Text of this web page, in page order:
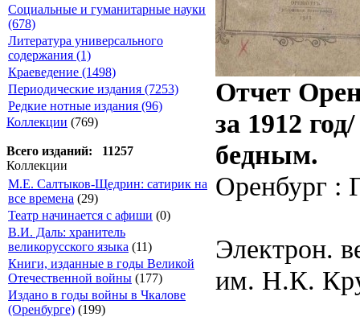
Социальные и гуманитарные науки
(678)
Литература универсального
содержания (1)
Краеведение (1498)
Периодические издания (7253)
Редкие нотные издания (96)
Коллекции (769)
Всего изданий: 11257
Коллекции
М.Е. Салтыков-Щедрин: сатирик на
все времена (29)
Театр начинается с афиши (0)
В.И. Даль: хранитель
великорусского языка (11)
Книги, изданные в годы Великой
Отечественной войны (177)
Издано в годы войны в Чкалове
(Оренбурге) (199)
Отчет
за 1912
бедным.
Оренбург :
Электрон.
им. Н.К.